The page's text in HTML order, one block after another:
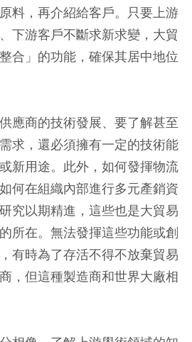
料，再介紹給客戶。只要上游
下游客戶不斷求新求變，大貿
合」的功能，確保其居中地位
應商的技術發展、要了解甚至
求，還必須擁有一定的技術能
新用途。此外，如何發揮物流
何在組織內部進行多元產銷資
究以期精進，這些也是大貿易
所在。無法發揮這些功能或創
有時為了存活不得不放棄貿易
，但這種製造商和世界大廠相